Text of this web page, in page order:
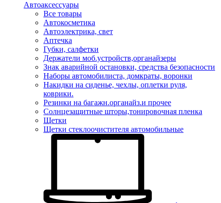
Автоаксессуары
Все товары
Автокосметика
Автоэлектрика, свет
Аптечка
Губки, салфетки
Держатели моб.устройств,органайзеры
Знак аварийной остановки, средства безопасности
Наборы автомобилиста, домкраты, воронки
Накидки на сиденье, чехлы, оплетки руля,
коврики.
Резинки на багажн.органайз.и прочее
Солнцезащитные шторы,тонировочная пленка
Щетки
Щетки стеклоочистителя автомобильные